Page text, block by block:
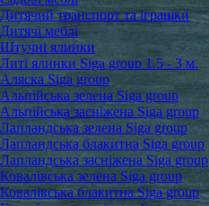
Дитячий транспорт та іграшки
Дитячі меблі
Штучні ялинки
Литі ялинки Siga group 1.5 - 3 м.
Аляска Siga group
Альпійська зелена Siga group
Альпійська засніжена Siga group
Лапландська зелена Siga group
Лапландська блакитна Siga group
Лапландська засніжена Siga group
Ковалівська зелена Siga group
Ковалівська блакитна Siga group